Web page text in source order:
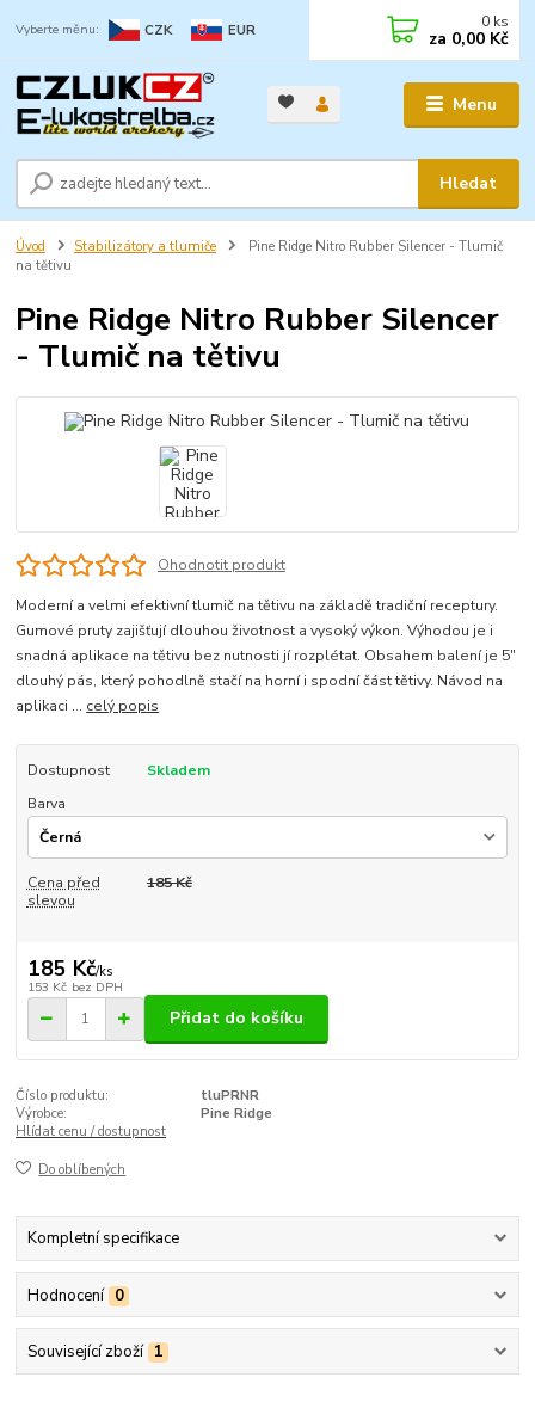
Menu
CZK EUR
Hledat
0 ks
za 0,00 Kč
Úvod Stabilizátory a tlumiče
Pine Ridge Nitro Rubber Silencer - Tlumič
na tětivu
Pine Ridge Nitro Rubber Silencer
- Tlumič na tětivu
Ohodnotit produkt
Moderní a velmi efektivní tlumič na tětivu na základě tradiční receptury.
Gumové pruty zajišťují dlouhou životnost a vysoký výkon. Výhodou je i
snadná aplikace na tětivu bez nutnosti jí rozplétat. Obsahem balení je 5"
dlouhý pás, který pohodlně stačí na horní i spodní část tětivy. Návod na
aplikaci ... celý popis
Dostupnost
Skladem
Barva
Cena před
slevou
185 Kč
185 Kč/ks
153 Kč bez DPH
Přidat do košíku
Číslo produktu:
tluPRNR
Výrobce:
Pine Ridge
Hlídat cenu / dostupnost
Do oblíbených
Kompletní specifikace
Hodnocení 0
Související zboží 1